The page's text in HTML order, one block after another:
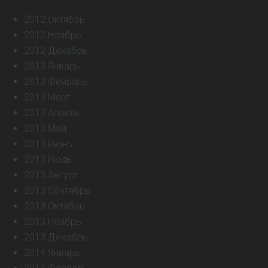
2012 Октябрь
2012 Ноябрь
2012 Декабрь
2013 Январь
2013 Февраль
2013 Март
2013 Апрель
2013 Май
2013 Июнь
2013 Июль
2013 Август
2013 Сентябрь
2013 Октябрь
2013 Ноябрь
2013 Декабрь
2014 Январь